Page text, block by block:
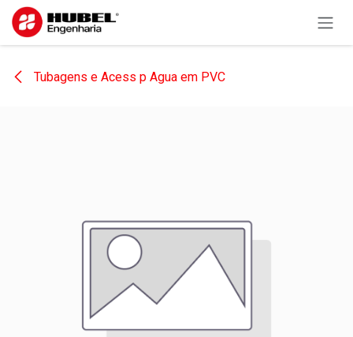
Pular para o conteúdo
Tubagens e Acess p Agua em PVC